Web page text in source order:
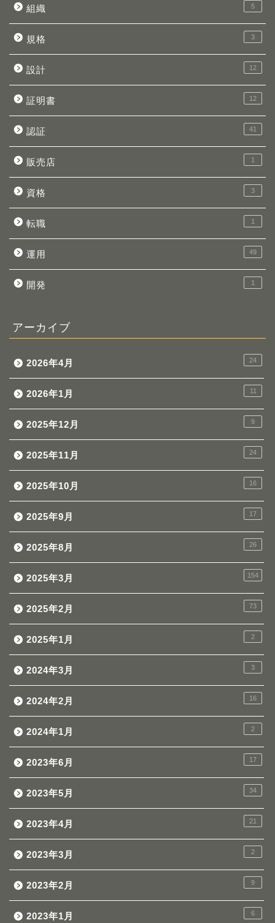
組織 5
規格 3
設計 12
証明書 12
認証 41
販売店 1
資格 3
転職 1
運用 49
開発 1
アーカイブ
2026年4月 24
2026年1月 11
2025年12月 9
2025年11月 24
2025年10月 16
2025年9月 17
2025年8月 26
2025年3月 154
2025年2月 73
2025年1月 2
2024年3月 3
2024年2月 16
2024年1月 2
2023年6月 17
2023年5月 34
2023年4月 21
2023年3月 2
2023年2月 9
2023年1月 6